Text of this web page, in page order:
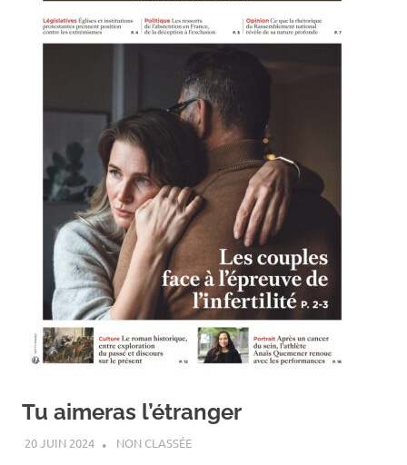
Tu aimeras l’étranger
20 JUIN 2024 ANTOINE NOUIS
NON CLASSÉE